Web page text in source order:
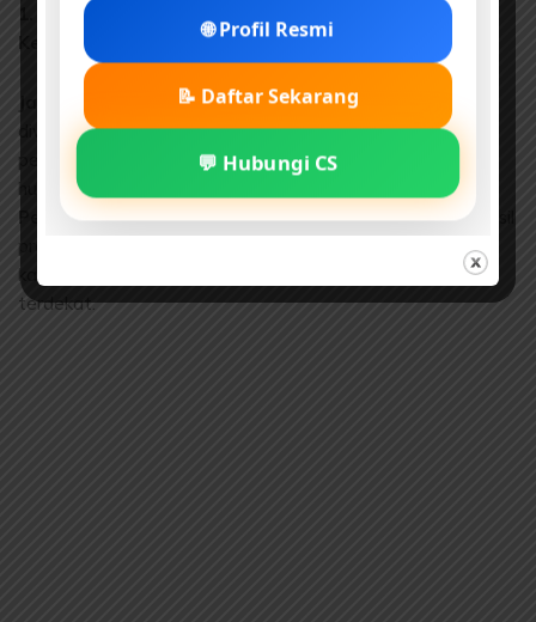
1. Apa definisi karakter menurut panduan resmi
Kemdikbud untuk orang tua?
Karakter adalah nilai-nilai kebajikan yang
diwujudkan dalam bentuk pikiran, sikap, perasaan,
perkataan, dan perbuatan berdasarkan norma agama,
hukum, adat, dan budaya.
Pembahasan:Karakter bukan bawaan lahir, melainkan hasil
proses pembiasaan dan keteladanan. Pada anak usia dini,
karakter terbentuk dari interaksi dengan lingkungan
terdekat.
🌐 Profil Resmi
📝 Daftar Sekarang
💬 Hubungi CS